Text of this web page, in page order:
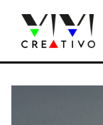
contenuto